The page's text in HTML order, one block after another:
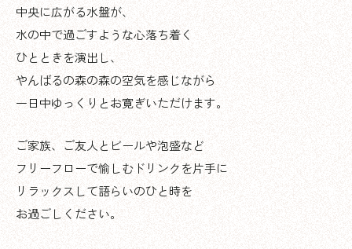
中央に広がる水盤が、
水の中で過ごすような心落ち着く
ひとときを演出し、
やんばるの森の森の空気を感じながら
一日中ゆっくりとお寛ぎいただけます。
ご家族、ご友人とビールや泡盛など
フリーフローで愉しむドリンクを片手に
リラックスして語らいのひと時を
お過ごしください。